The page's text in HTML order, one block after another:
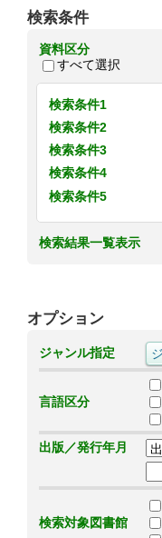
検索条件
資料区分
すべて選択
検索条件1
検索条件2
検索条件3
検索条件4
検索条件5
検索結果一覧表示
オプション
ジャンル指定
言語区分
出版／発行年月
検索対象図書館